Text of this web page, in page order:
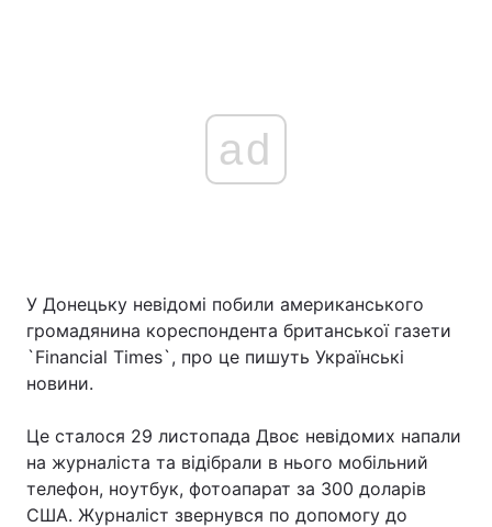
ad
У Донецьку невідомі побили американського
громадянина кореспондента британської газети
`Financial Times`, про це пишуть Українські
новини.
Це сталося 29 листопада Двоє невідомих напали
на журналіста та відібрали в нього мобільний
телефон, ноутбук, фотоапарат за 300 доларів
США. Журналіст звернувся по допомогу до